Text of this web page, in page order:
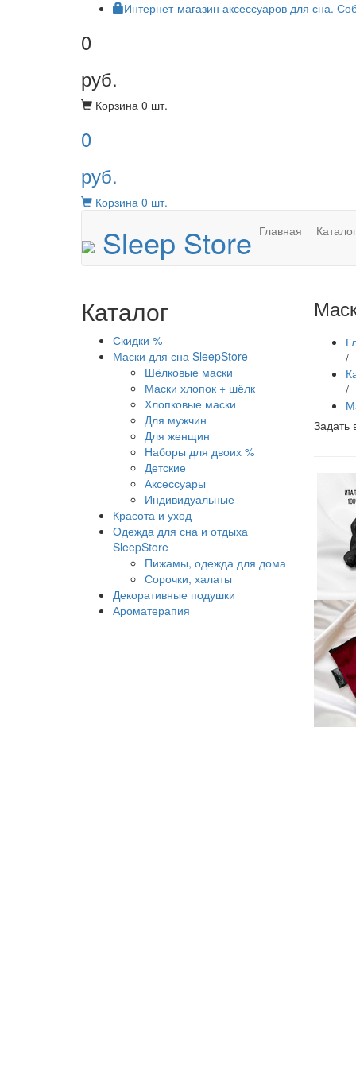
Интернет-магазин аксессуаров для сна.
0
руб.
Корзина 0 шт.
0
руб.
Корзина 0 шт.
Sleep Store Главная Каталог
Каталог
Скидки %
Маски для сна SleepStore
Шёлковые маски
Маски хлопок + шёлк
Хлопковые маски
Для мужчин
Для женщин
Наборы для двоих %
Детские
Аксессуары
Индивидуальные
Красота и уход
Одежда для сна и отдыха
SleepStore
Пижамы, одежда для дома
Сорочки, халаты
Декоративные подушки
Ароматерапия
/
/
Задать